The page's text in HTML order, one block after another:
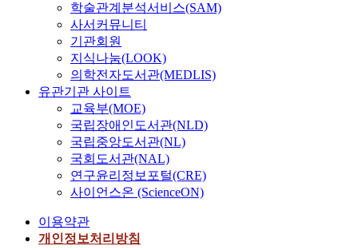
학술관계분석서비스(SAM)
사서커뮤니티
기관회원
지식나눔(LOOK)
의학전자도서관(MEDLIS)
유관기관 사이트
교육부(MOE)
국립장애인도서관(NLD)
국립중앙도서관(NL)
국회도서관(NAL)
연구윤리정보포털(CRE)
사이언스온 (ScienceON)
이용약관
개인정보처리방침